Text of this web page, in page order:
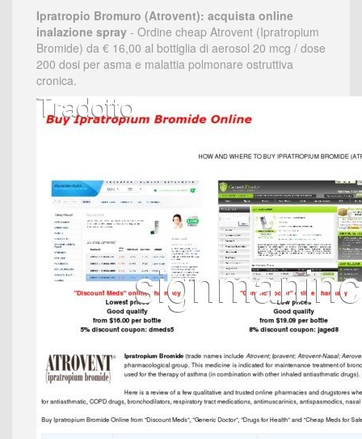
Ipratropio Bromuro (Atrovent): acquista online
inalazione spray - Ordine cheap Atrovent (Ipratropium
Bromide) da € 16,00 al bottiglia di aerosol 20 mcg / dose
200 dosi per asma e malattia polmonare ostruttiva
cronica.